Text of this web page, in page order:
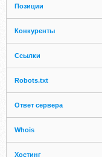
Позиции
Конкуренты
Ссылки
Robots.txt
Ответ сервера
Whois
Хостинг